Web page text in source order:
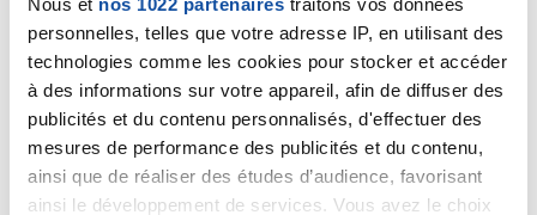
personnelles, telles que votre adresse IP, en utilisant des
technologies comme les cookies pour stocker et accéder
à des informations sur votre appareil, afin de diffuser des
publicités et du contenu personnalisés, d'effectuer des
mesures de performance des publicités et du contenu,
ainsi que de réaliser des études d’audience, favorisant
ainsi le développement de services. Vous avez le choix
Bonsoir Babou
Merci de votre message
Oui tout se passe bien..on me débranche samedi vers
Bonne soirée